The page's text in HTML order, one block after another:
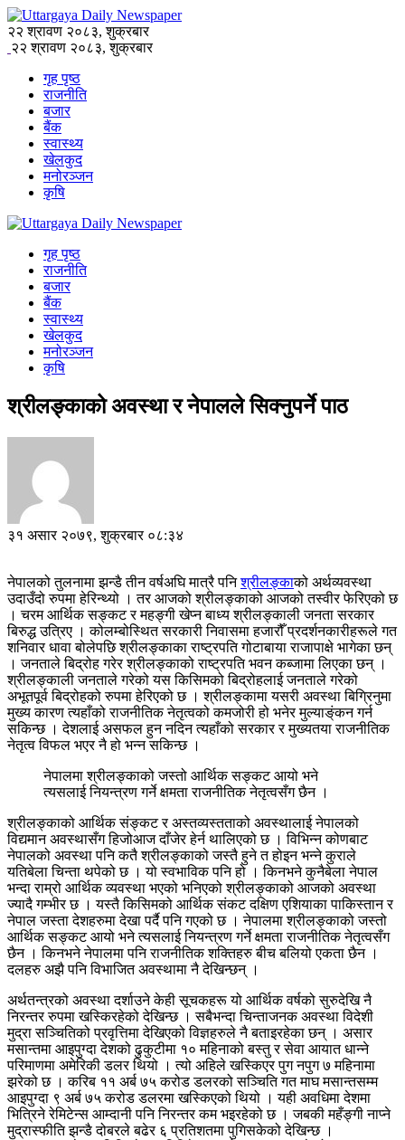
२२ श्रावण २०८३, शुक्रबार
२२ श्रावण २०८३, शुक्रबार
गृह पृष्ठ
राजनीति
बजार
बैंक
स्वास्थ्य
खेलकुद
मनोरञ्जन
कृषि
गृह पृष्ठ
राजनीति
बजार
बैंक
स्वास्थ्य
खेलकुद
मनोरञ्जन
कृषि
श्रीलङ्काको अवस्था र नेपालले सिक्नुपर्ने पाठ
३१ असार २०७९, शुक्रबार ०८:३४
नेपालको तुलनामा झन्डै तीन वर्षअघि मात्रै पनिश्रीलङ्काको अर्थव्यवस्था
उदाउँदो रुपमा हेरिन्थ्यो । तर आजको श्रीलङ्काको आजको तस्वीर फेरिएको छ
। चरम आर्थिक सङ्कट र महङ्गी खेप्न बाध्य श्रीलङ्काली जनता सरकार
बिरुद्ध उत्रिए । कोलम्बोस्थित सरकारी निवासमा हजारौँ प्रदर्शनकारीहरूले गत
शनिवार धावा बोलेपछि श्रीलङ्काका राष्ट्रपति गोटाबाया राजापाक्षे भागेका छन्
। जनताले बिद्रोह गरेर श्रीलङ्काको राष्ट्रपति भवन कब्जामा लिएका छन् ।
श्रीलङ्काली जनताले गरेको यस किसिमको बिद्रोहलाई जनताले गरेको
अभूतपूर्व बिद्रोहको रुपमा हेरिएको छ । श्रीलङ्कामा यसरी अवस्था बिग्रिनुमा
मुख्य कारण त्यहाँको राजनीतिक नेतृत्वको कमजोरी हो भनेर मुल्याङ्ंकन गर्न
सकिन्छ । देशलाई असफल हुन नदिन त्यहाँको सरकार र मुख्यतया राजनीतिक
नेतृत्व विफल भएर नै हो भन्न सकिन्छ ।
नेपालमा श्रीलङ्काको जस्तो आर्थिक सङ्कट आयो भने
त्यसलाई नियन्त्रण गर्ने क्षमता राजनीतिक नेतृत्वसँग छैन ।
श्रीलङ्काको आर्थिक संङ्कट र अस्तव्यस्तताको अवस्थालाई नेपालको
विद्यमान अवस्थासँग हिजोआज दाँजेर हेर्न थालिएको छ । विभिन्न कोणबाट
नेपालको अवस्था पनि कतै श्रीलङ्काको जस्तै हुने त होइन भन्ने कुराले
यतिबेला चिन्ता थपेको छ । यो स्वभाविक पनि हो । किनभने कुनैबेला नेपाल
भन्दा राम्रो आर्थिक व्यवस्था भएको भनिएको श्रीलङ्काको आजको अवस्था
ज्यादै गम्भीर छ । यस्तै किसिमको आर्थिक संकट दक्षिण एशियाका पाकिस्तान र
नेपाल जस्ता देशहरुमा देखा पर्दै पनि गएको छ । नेपालमा श्रीलङ्काको जस्तो
आर्थिक सङ्कट आयो भने त्यसलाई नियन्त्रण गर्ने क्षमता राजनीतिक नेतृत्वसँग
छैन । किनभने नेपालमा पनि राजनीतिक शक्तिहरु बीच बलियो एकता छैन ।
दलहरु अझै पनि विभाजित अवस्थामा नै देखिन्छन् ।
अर्थतन्त्रको अवस्था दर्शाउने केही सूचकहरू यो आर्थिक वर्षको सुरुदेखि नै
निरन्तर रुपमा खस्किरहेको देखिन्छ । सबैभन्दा चिन्ताजनक अवस्था विदेशी
मुद्रा सञ्चितिको प्रवृत्तिमा देखिएको विज्ञहरुले नै बताइरहेका छन् । असार
मसान्तमा आइपुग्दा देशको ढुकुटीमा १० महिनाको बस्तु र सेवा आयात धान्ने
परिमाणमा अमेरिकी डलर थियो । त्यो अहिले खस्किएर पुग नपुग ७ महिनामा
झरेको छ । करिब ११ अर्ब ७५ करोड डलरको सञ्चिति गत माघ मसान्तसम्म
आइपुग्दा ९ अर्ब ७५ करोड डलरमा खस्किएको थियो । यही अवधिमा देशमा
भित्रिने रेमिटेन्स आम्दानी पनि निरन्तर कम भइरहेको छ । जबकी महँङ्गी नाप्ने
मुद्रास्फीति झन्डै दोबरले बढेर ६ प्रतिशतमा पुगिसकेको देखिन्छ ।